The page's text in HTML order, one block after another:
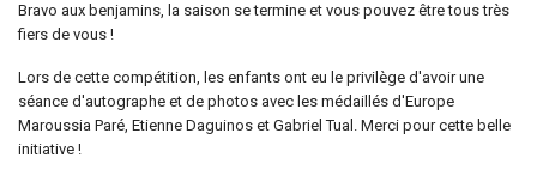
Bravo aux benjamins, la saison se termine et vous pouvez être tous très
fiers de vous !
Lors de cette compétition, les enfants ont eu le privilège d'avoir une
séance d'autographe et de photos avec les médaillés d'Europe
Maroussia Paré, Etienne Daguinos et Gabriel Tual. Merci pour cette belle
initiative !